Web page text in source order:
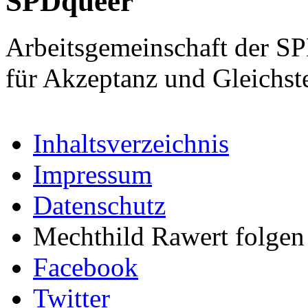
Arbeitsgemeinschaft der
für Akzeptanz und
Inhaltsverzeichnis
Impressum
Datenschutz
Mechthild Rawert
Facebook
Twitter